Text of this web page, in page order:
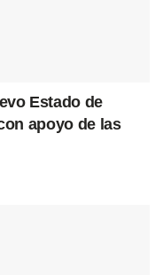
Estado de
apoyo de las